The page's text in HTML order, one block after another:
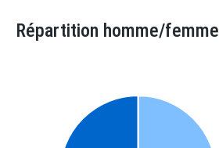
Répartition homme/femme